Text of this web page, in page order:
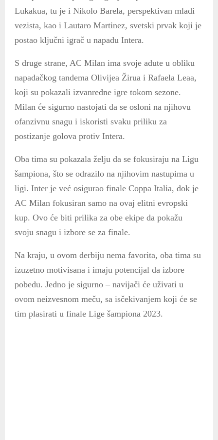
Lukakua, tu je i Nikolo Barela, perspektivan mladi
vezista, kao i Lautaro Martinez, svetski prvak koji je
postao ključni igrač u napadu Intera.
S druge strane, AC Milan ima svoje adute u obliku
napadačkog tandema Olivijea Žirua i Rafaela Leaa,
koji su pokazali izvanredne igre tokom sezone.
Milan će sigurno nastojati da se osloni na njihovu
ofanzivnu snagu i iskoristi svaku priliku za
postizanje golova protiv Intera.
Oba tima su pokazala želju da se fokusiraju na Ligu
šampiona, što se odrazilo na njihovim nastupima u
ligi. Inter je već osigurao finale Coppa Italia, dok je
AC Milan fokusiran samo na ovaj elitni evropski
kup. Ovo će biti prilika za obe ekipe da pokažu
svoju snagu i izbore se za finale.
Na kraju, u ovom derbiju nema favorita, oba tima su
izuzetno motivisana i imaju potencijal da izbore
pobedu. Jedno je sigurno – navijači će uživati u
ovom neizvesnom meču, sa isčekivanjem koji će se
tim plasirati u finale Lige šampiona 2023.